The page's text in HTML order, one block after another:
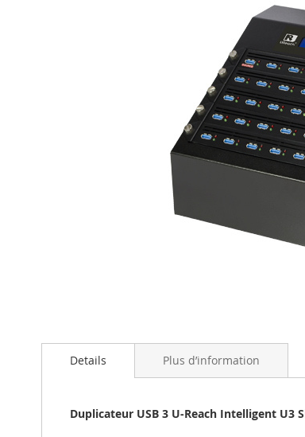
the
beginning
images
gallery
Details
Duplicateur USB 3 U-Reach Intelligent U3
Plus d’information